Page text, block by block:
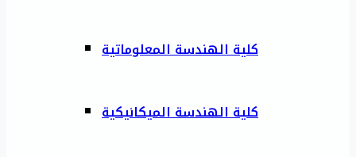
كلية الهندسة المعلوماتية
كلية الهندسة الميكانيكية